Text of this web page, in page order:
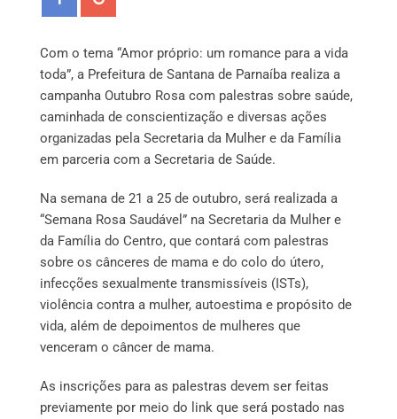
Com o tema “Amor próprio: um romance para a vida
toda”, a Prefeitura de Santana de Parnaíba realiza a
campanha Outubro Rosa com palestras sobre saúde,
caminhada de conscientização e diversas ações
organizadas pela Secretaria da Mulher e da Família
em parceria com a Secretaria de Saúde.
Na semana de 21 a 25 de outubro, será realizada a
“Semana Rosa Saudável” na Secretaria da Mulher e
da Família do Centro, que contará com palestras
sobre os cânceres de mama e do colo do útero,
infecções sexualmente transmissíveis (ISTs),
violência contra a mulher, autoestima e propósito de
vida, além de depoimentos de mulheres que
venceram o câncer de mama.
As inscrições para as palestras devem ser feitas
previamente por meio do link que será postado nas